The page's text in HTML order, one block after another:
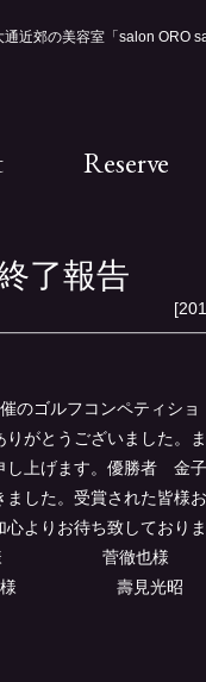
通近郊の美容室「salon ORO
Reserve
了報告
のゴルフコンペティショ
がとうございました。ま
し上げます。優勝者 金子
した。受賞された皆様お
よりお待ち致しておりま
関山努様 菅徹也様
様 壽見光昭